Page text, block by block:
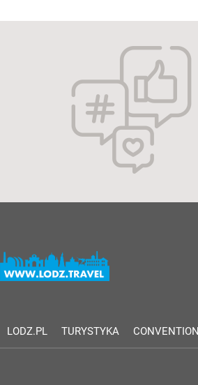
LODZ.PL TURYSTYKA CONVENTION